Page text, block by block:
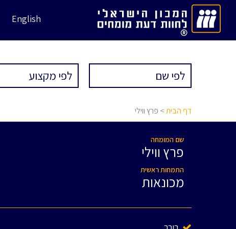
English
דף הבית> פרץ ווילי
שם המומחה
פרץ ווילי
התמחות ראשית
מכונאות